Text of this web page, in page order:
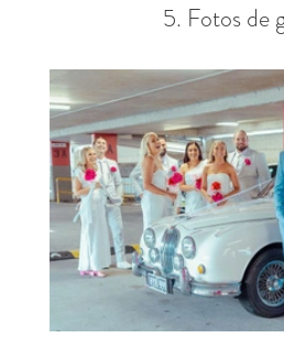
5. Fotos de